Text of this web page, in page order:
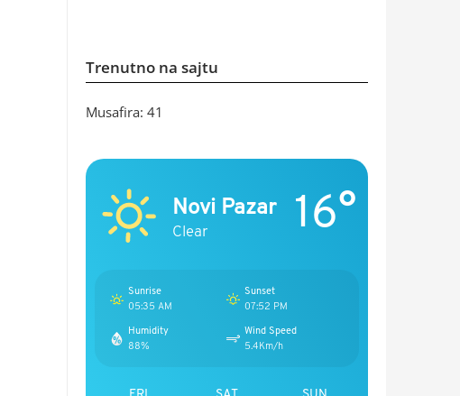
Trenutno na sajtu
Musafira: 41
Novi Pazar
Clear 16°
Sunrise
05:35 AM
Sunset
07:52 PM
Humidity
88%
Wind Speed
5.4Km/h